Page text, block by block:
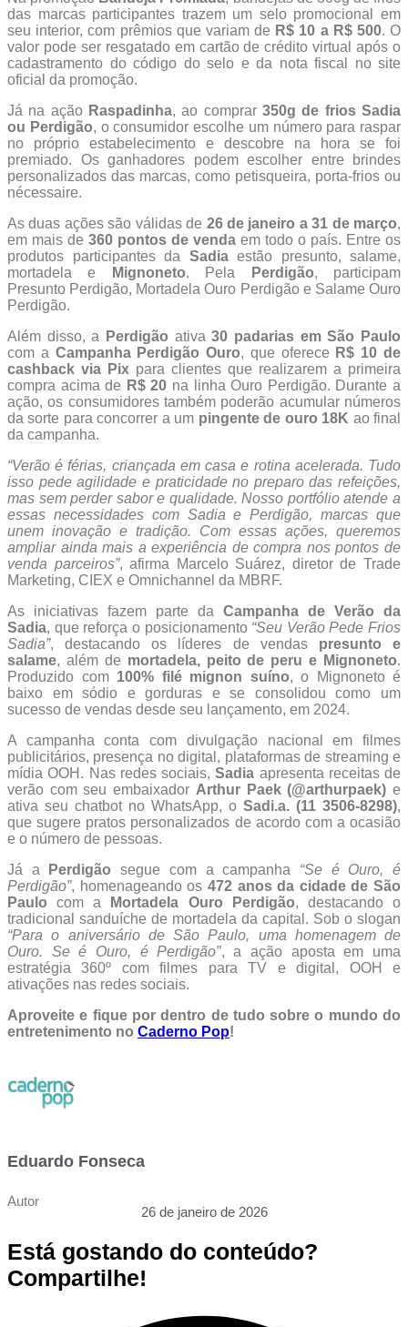
das marcas participantes trazem um selo promocional em
seu interior, com prêmios que variam de R$ 10 a R$ 500. O
valor pode ser resgatado em cartão de crédito virtual após o
cadastramento do código do selo e da nota fiscal no site
oficial da promoção.
Já na ação Raspadinha, ao comprar 350g de frios Sadia
ou Perdigão, o consumidor escolhe um número para raspar
no próprio estabelecimento e descobre na hora se foi
premiado. Os ganhadores podem escolher entre brindes
personalizados das marcas, como petisqueira, porta-frios ou
nécessaire.
As duas ações são válidas de 26 de janeiro a 31 de março,
em mais de 360 pontos de venda em todo o país. Entre os
produtos participantes da Sadiaestão presunto, salame,
mortadela e
Mignoneto. Pela Perdigão, participam
Presunto Perdigão, Mortadela Ouro Perdigão e Salame Ouro
Perdigão.
Além disso, a
Perdigão ativa30 padarias em São Paulo
com a Campanha Perdigão Ouro, que oferece R$ 10 de
cashback via Pix para clientes que realizarem a primeira
compra acima de R$ 20 na linha Ouro Perdigão. Durante a
ação, os consumidores também poderão acumular números
da sorte para concorrer a um pingente de ouro 18K ao final
da campanha.
“Verão é férias, criançada em casa e rotina acelerada. Tudo
isso pede agilidade e praticidade no preparo das refeições,
mas sem perder sabor e qualidade. Nosso portfólio atende a
essas necessidades com Sadia e Perdigão, marcas que
unem inovação e tradição. Com essas ações, queremos
ampliar ainda mais a experiência de compra nos pontos de
venda parceiros”, afirma Marcelo Suárez, diretor de Trade
Marketing, CIEX e Omnichannel da MBRF.
As iniciativas fazem parte da Campanha de Verão da
Sadia, que reforça o posicionamento “Seu Verão Pede Frios
Sadia”, destacando os líderes de vendas presunto e
salame, além de mortadela, peito de peru e Mignoneto.
Produzido com 100% filé mignon suíno, o Mignoneto é
baixo em sódio e gorduras e se consolidou como um
sucesso de vendas desde seu lançamento, em 2024.
A campanha conta com divulgação nacional em filmes
publicitários, presença no digital, plataformas de streaming e
mídia OOH. Nas redes sociais,Sadia apresenta receitas de
verão com seu embaixador Arthur Paek (@arthurpaek) e
ativa seu chatbot no WhatsApp, o Sadi.a. (11 3506-8298),
que sugere pratos personalizados de acordo com a ocasião
e o número de pessoas.
Já a
Perdigão segue com a campanha “Se é Ouro, é
Perdigão”, homenageando os 472 anos da cidade de São
Paulo com a Mortadela Ouro Perdigão, destacando o
tradicional sanduíche de mortadela da capital. Sob o slogan
“Para o aniversário de São Paulo, uma homenagem de
Ouro. Se é Ouro, é Perdigão”, a ação aposta em uma
estratégia 360º com filmes para TV e digital, OOH e
ativações nas redes sociais.
Aproveite e fique por dentro de tudo sobre o mundo do
entretenimento no Caderno Pop!
Eduardo Fonseca
Autor
26 de janeiro de 2026
Está gostando do conteúdo?
Compartilhe!